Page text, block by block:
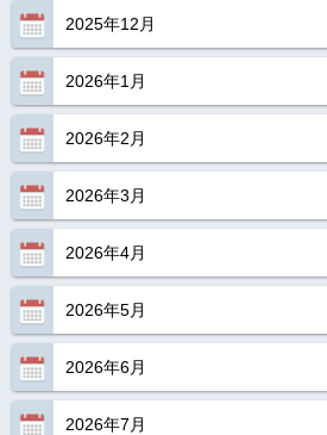
2025年12月
2026年1月
2026年2月
2026年3月
2026年4月
2026年5月
2026年6月
2026年7月